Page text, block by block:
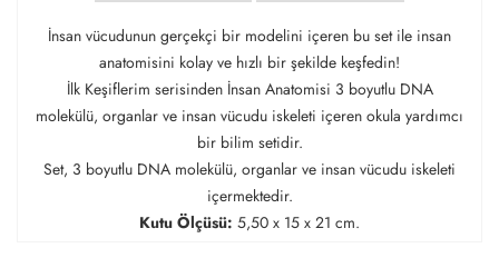
İnsan vücudunun gerçekçi bir modelini içeren bu set ile insan
anatomisini kolay ve hızlı bir şekilde keşfedin!
İlk Keşiflerim serisinden İnsan Anatomisi 3 boyutlu DNA
molekülü, organlar ve insan vücudu iskeleti içeren okula yardımcı
bir bilim setidir.
Set, 3 boyutlu DNA molekülü, organlar ve insan vücudu iskeleti
içermektedir.
Kutu Ölçüsü: 5,50 x 15 x 21 cm.